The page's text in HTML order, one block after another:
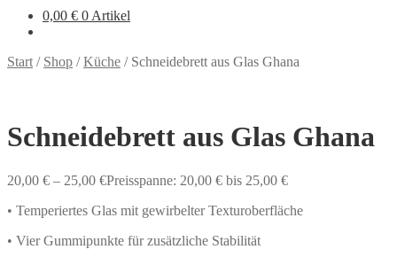
0,00 € 0 Artikel
Start / Shop /Küche / Schneidebrett aus Glas Ghana
Schneidebrett aus Glas Ghana
20,00 € – 25,00 €Preisspanne: 20,00 € bis 25,00 €
• Temperiertes Glas mit gewirbelter Texturoberfläche
• Vier Gummipunkte für zusätzliche Stabilität